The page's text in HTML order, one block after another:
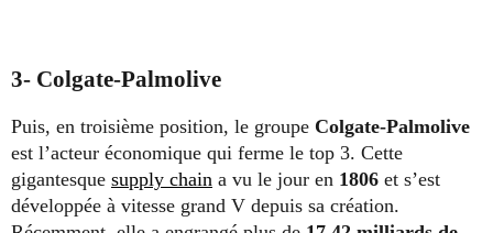
3- Colgate-Palmolive
Puis, en troisième position, le groupe Colgate-Palmolive
est l’acteur économique qui ferme le top 3. Cette
gigantesque supply chain a vu le jour en 1806 et s’est
développée à vitesse grand V depuis sa création.